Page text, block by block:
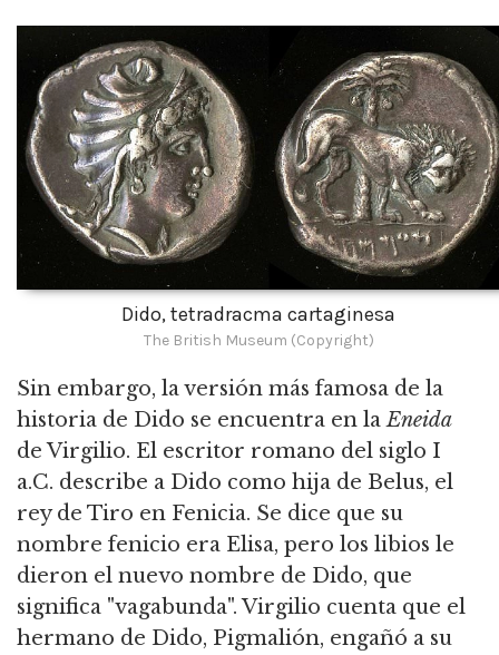
Dido, tetradracma cartaginesa
The British Museum (Copyright)
Sin embargo, la versión más famosa de la
historia de Dido se encuentra en laEneida
de Virgilio. El escritor romano del siglo I
a.C. describe a Dido como hija de Belus, el
rey de Tiro en Fenicia. Se dice que su
nombre fenicio era Elisa, pero los libios le
dieron el nuevo nombre de Dido, que
significa "vagabunda". Virgilio cuenta que el
hermano de Dido, Pigmalión, engañó a su